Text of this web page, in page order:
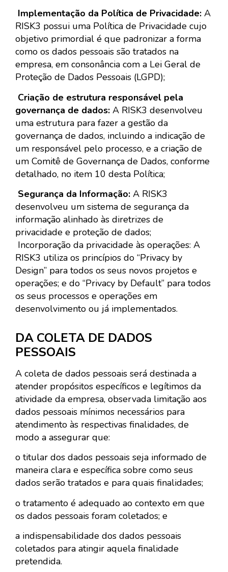
Implementação da Política de Privacidade: A
RISK3 possui uma Política de Privacidade cujo
objetivo primordial é que padronizar a forma
como os dados pessoais são tratados na
empresa, em consonância com a Lei Geral de
Proteção de Dados Pessoais (LGPD);
Criação de estrutura responsável pela
governança de dados: A RISK3 desenvolveu
uma estrutura para fazer a gestão da
governança de dados, incluindo a indicação de
um responsável pelo processo, e a criação de
um Comitê de Governança de Dados, conforme
detalhado, no item 10 desta Política;
Segurança da Informação: A RISK3
desenvolveu um sistema de segurança da
informação alinhado às diretrizes de
privacidade e proteção de dados;
Incorporação da privacidade às operações: A
RISK3 utiliza os princípios do “Privacy by
Design” para todos os seus novos projetos e
operações; e do “Privacy by Default” para todos
os seus processos e operações em
desenvolvimento ou já implementados.
DA COLETA DE DADOS
PESSOAIS
A coleta de dados pessoais será destinada a
atender propósitos específicos e legítimos da
atividade da empresa, observada limitação aos
dados pessoais mínimos necessários para
atendimento às respectivas finalidades, de
modo a assegurar que:
o titular dos dados pessoais seja informado de
maneira clara e específica sobre como seus
dados serão tratados e para quais finalidades;
o tratamento é adequado ao contexto em que
os dados pessoais foram coletados; e
a indispensabilidade dos dados pessoais
coletados para atingir aquela finalidade
pretendida.